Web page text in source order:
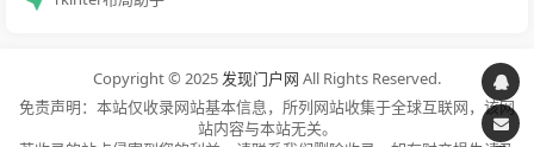
Copyright © 2025 发现门户网 All Rights Reserved.
免责声明：本站仅收录网站基本信息，所列网站收集于全球互联网，该网
站内容与本站无关。